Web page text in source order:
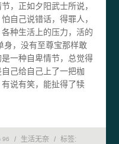
，正如夕阳武士所说，
自己说错话，得罪人，
种生活上的压力，活的
身，没有至尊宝那样敢
一种自卑情节，总觉得
己给自己上了一把枷
说有笑，能扯得了犊
96 / 生活无奈 /
标签: